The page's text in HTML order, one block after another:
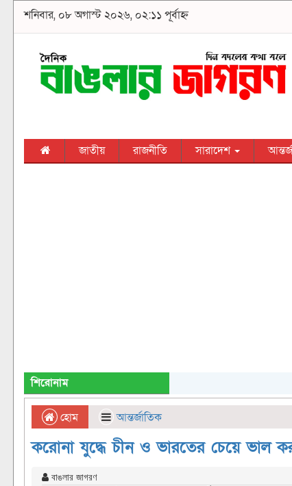
শনিবার, ০৮ অগাস্ট ২০২৬, ০২:১১ পূর্বাহ্ন
জাতীয় রাজনীতি সারাদেশ
শিরোনাম
হোম আন্তর্জাতিক
করোনা যুদ্ধে চীন ও ভারতের চেয়ে ভাল
বাঙলার জাগরণ